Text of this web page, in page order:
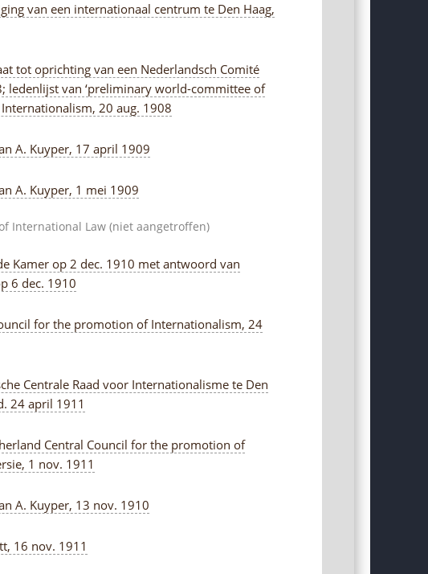
van een internationaal centrum te Den Haag,
tot oprichting van een Nederlandsch Comité
ledenlijst van ‘preliminary world-committee of
20 aug. 1908
A. Kuyper, 17 april 1909
A. Kuyper, 1 mei 1909
International Law (niet aangetroffen)
Kamer op 2 dec. 1910 met antwoord van
6 dec. 1910
for the promotion of Internationalism, 24
Centrale Raad voor Internationalisme te Den
24 april 1911
Central Council for the promotion of
1 nov. 1911
A. Kuyper, 13 nov. 1910
16 nov. 1911